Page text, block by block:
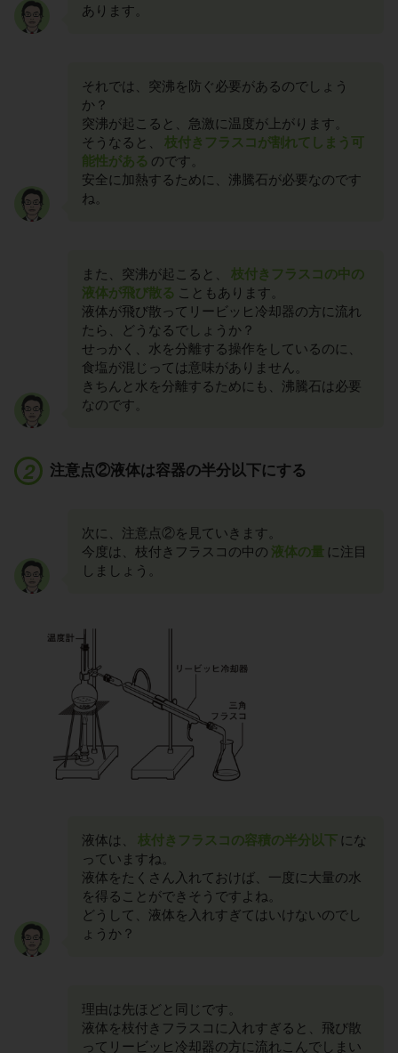
あります。
それでは、突沸を防ぐ必要があるのでしょう
か？
突沸が起こると、急激に温度が上がります。
そうなると、
枝付きフラスコが割れてしまう可
能性がある のです。
安全に加熱するために、沸騰石が必要なのです
ね。
また、突沸が起こると、
枝付きフラスコの中の
液体が飛び散る こともあります。
液体が飛び散ってリービッヒ冷却器の方に流れ
たら、どうなるでしょうか？
せっかく、水を分離する操作をしているのに、
食塩が混じっては意味がありません。
きちんと水を分離するためにも、沸騰石は必要
なのです。
注意点②液体は容器の半分以下にする
次に、注意点②を見ていきます。
今度は、枝付きフラスコの中の 液体の量 に注目
しましょう。
液体は、 枝付きフラスコの容積の半分以下 にな
っていますね。
液体をたくさん入れておけば、一度に大量の水
を得ることができそうですよね。
どうして、液体を入れすぎてはいけないのでし
ょうか？
理由は先ほどと同じです。
液体を枝付きフラスコに入れすぎると、飛び散
ってリービッヒ冷却器の方に流れこんでしまい